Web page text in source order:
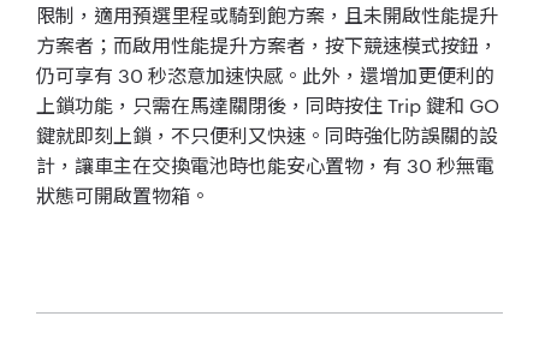
限制，適用預選里程或騎到飽方案，且未開啟性能提升
方案者；而啟用性能提升方案者，按下競速模式按鈕，
仍可享有 30 秒恣意加速快感。此外，還增加更便利的
上鎖功能，只需在馬達關閉後，同時按住 Trip 鍵和 GO
鍵就即刻上鎖，不只便利又快速。同時強化防誤關的設
計，讓車主在交換電池時也能安心置物，有 30 秒無電
狀態可開啟置物箱。